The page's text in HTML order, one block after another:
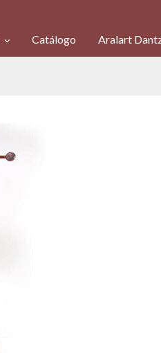
Catálogo Aralart